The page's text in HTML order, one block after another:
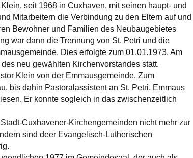
seit 1968 in Cuxhaven, mit seinen haupt- und
Mitarbeitern die Verbindung zu den Eltern auf und
Bewohner und Familien des Neubaugebietes
war dann die Trennung von St. Petri und die
Dies erfolgte zum 01.01.1973. Am
neu gewählten Kirchenvorstandes statt.
Klein von der Emmausgemeinde. Zum
bis dahin Pastoralassistent an St. Petri, Emmaus
Er konnte sogleich in das zwischenzeitlich
Cuxhavener-Kirchengemeinden nicht mehr zur
sind deer Evangelisch-Lutherischen